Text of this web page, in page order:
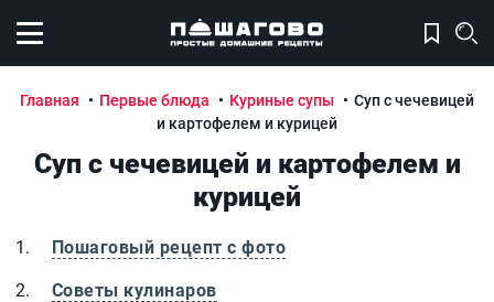
Открыть меню
Главная Первые блюда Куриные супы
Суп с чечевицей
и картофелем и курицей
Суп с чечевицей и картофелем и
курицей
Пошаговый рецепт с фото
Советы кулинаров